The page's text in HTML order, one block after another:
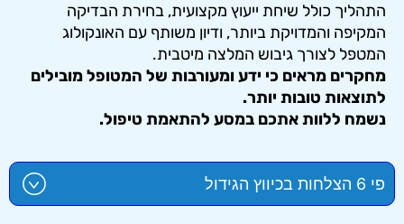
התהליך כולל שיחת ייעוץ מקצועית, בחירת הבדיקה
המקיפה והמדויקת ביותר, ודיון משותף עם האונקולוג
המטפל לצורך גיבוש המלצה מיטבית.
מחקרים מראים כי ידע ומעורבות של המטופל מובילים
לתוצאות טובות יותר.
נשמח ללוות אתכם במסע להתאמת טיפול.
פי 6 הצלחות בכיווץ הגידול